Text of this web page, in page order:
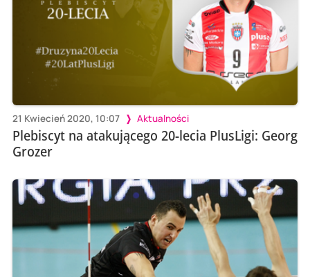
21 Kwiecień 2020, 10:07 Aktualności
Plebiscyt na atakującego 20-lecia PlusLigi: Georg
Grozer